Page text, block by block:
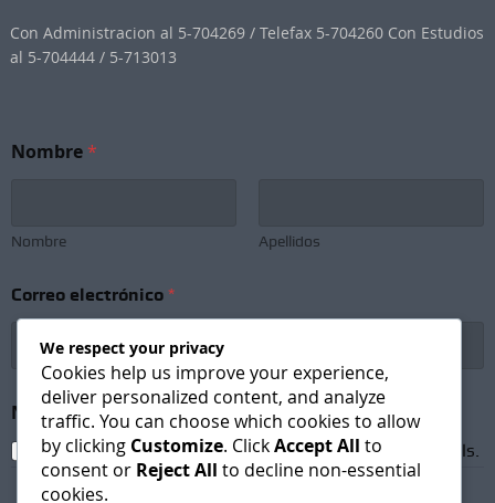
Con Administracion al 5-704269 / Telefax 5-704260 Con Estudios
al 5-704444 / 5-713013
Nombre*
Nombre Apellidos
Correo electrónico *
l
e
c
Newsletter Subscription *
I agree to receive newsletters and promotional emails.
We respect your privacy
Cookies help us improve your experience,
deliver personalized content, and analyze
traffic. You can choose which cookies to allow
by clicking Customize. ClickAccept All to
consent or Reject All to decline non-essential
cookies.